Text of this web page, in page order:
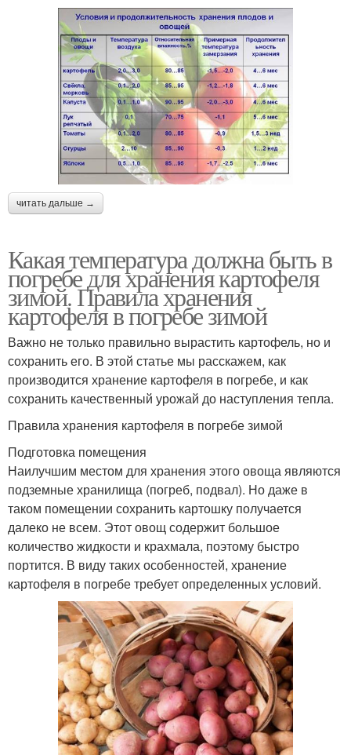
читать дальше →
Какая температура должна быть в
погребе для хранения картофеля
зимой. Правила хранения
картофеля в погребе зимой
Важно не только правильно вырастить картофель, но и
сохранить его. В этой статье мы расскажем, как
производится хранение картофеля в погребе, и как
сохранить качественный урожай до наступления тепла.
Правила хранения картофеля в погребе зимой
Подготовка помещения
Наилучшим местом для хранения этого овоща являются
подземные хранилища (погреб, подвал). Но даже в
таком помещении сохранить картошку получается
далеко не всем. Этот овощ содержит большое
количество жидкости и крахмала, поэтому быстро
портится. В виду таких особенностей, хранение
картофеля в погребе требует определенных условий.